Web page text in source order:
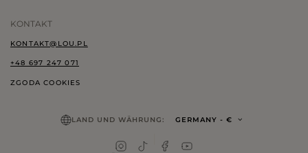
KONTAKT
KONTAKT@LOU.PL
+48 697 247 071
ZGODA COOKIES
LAND UND WÄHRUNG: GERMANY - €